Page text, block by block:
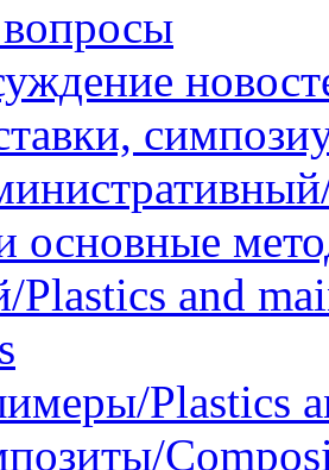
основные
Plastics and
Plastics